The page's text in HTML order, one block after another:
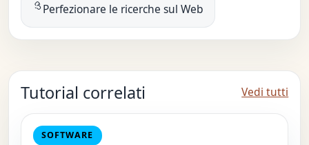
Perfezionare le ricerche sul Web
Tutorial correlati Vedi tutti
SOFTWARE